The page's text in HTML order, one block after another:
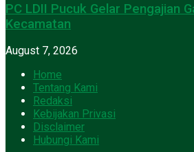
PC LDII Pucuk Gelar Pengajian
Kecamatan
August 7, 2026
Home
Tentang Kami
Redaksi
Kebijakan Privasi
Disclaimer
Hubungi Kami